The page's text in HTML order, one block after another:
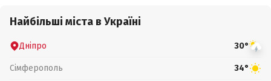
Найбільші міста в Україні
Дніпро 30°
Сімферополь 34°